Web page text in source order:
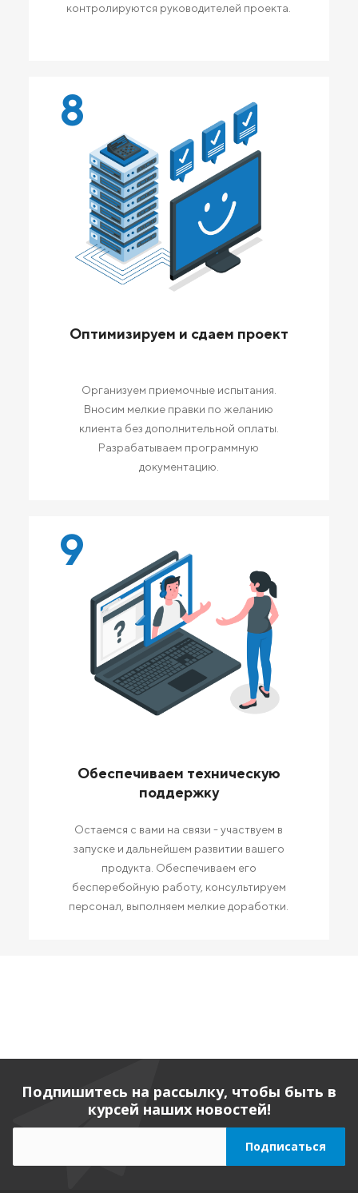
контролируются руководителей проекта.
8
Оптимизируем и сдаем проект
Организуем приемочные испытания.
Вносим мелкие правки по желанию
клиента без дополнительной оплаты.
Разрабатываем программную
документацию.
9
Обеспечиваем техническую
поддержку
Остаемся с вами на связи - участвуем в
запуске и дальнейшем развитии вашего
продукта. Обеспечиваем его
бесперебойную работу, консультируем
персонал, выполняем мелкие доработки.
Подпишитесь на рассылку, чтобы быть в
курсей наших новостей!